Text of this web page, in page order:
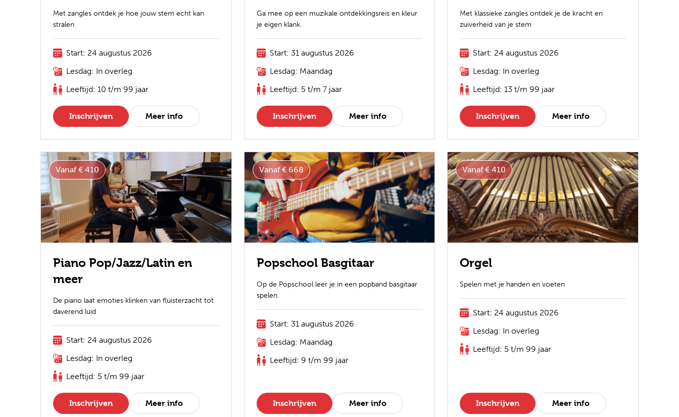
Met zangles ontdek je hoe jouw stem echt kan
stralen
Start: 24 augustus 2026
Lesdag: In overleg
Leeftijd: 10 t/m 99 jaar
Inschrijven Meer info
Ga mee op een muzikale ontdekkingsreis en kleur
je eigen klank.
Start: 31 augustus 2026
Lesdag: Maandag
Leeftijd: 5 t/m 7 jaar
Inschrijven Meer info
Met klassieke zangles ontdek je de kracht en
zuiverheid van je stem
Start: 24 augustus 2026
Lesdag: In overleg
Leeftijd: 13 t/m 99 jaar
Inschrijven Meer info
Vanaf € 410
Piano Pop/Jazz/Latin en
meer
De piano laat emoties klinken van fluisterzacht tot
daverend luid
Start: 24 augustus 2026
Lesdag: In overleg
Leeftijd: 5 t/m 99 jaar
Inschrijven Meer info
Vanaf € 668
Popschool Basgitaar
Op de Popschool leer je in een popband basgitaar
spelen.
Start: 31 augustus 2026
Lesdag: Maandag
Leeftijd: 9 t/m 99 jaar
Inschrijven Meer info
Vanaf € 410
Orgel
Spelen met je handen en voeten
Start: 24 augustus 2026
Lesdag: In overleg
Leeftijd: 5 t/m 99 jaar
Inschrijven Meer info